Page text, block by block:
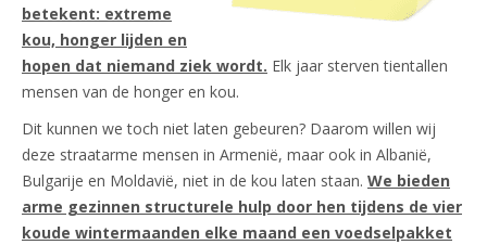
betekent: extreme
kou, honger lijden en
hopen dat niemand ziek wordt. Elk jaar sterven tientallen
mensen van de honger en kou.
Dit kunnen we toch niet laten gebeuren? Daarom willen wij
deze straatarme mensen in Armenië, maar ook in Albanië,
Bulgarije en Moldavië, niet in de kou laten staan. We bieden
arme gezinnen structurele hulp door hen tijdens de vier
koude wintermaanden elke maand een voedselpakket